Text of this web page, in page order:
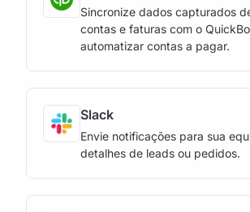
Sincronize dados capturados
contas e faturas com o
automatizar contas a pagar.
Slack
Envie notificações para sua
detalhes de leads ou pedidos.